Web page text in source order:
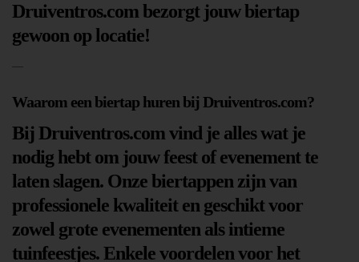
Druiventros.com bezorgt jouw biertap
gewoon op locatie!
—
Waarom een biertap huren bij Druiventros.com?
Bij Druiventros.com vind je alles wat je
nodig hebt om jouw feest of evenement te
laten slagen. Onze biertappen zijn van
professionele kwaliteit en geschikt voor
zowel grote evenementen als intieme
tuinfeestjes. Enkele voordelen voor het